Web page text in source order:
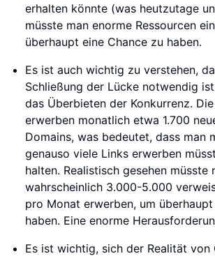
erhalten könnte (was heutzutage
müsste man enorme Ressourcen
überhaupt eine Chance zu haben.
Es ist auch wichtig zu verstehen,
Schließung der Lücke notwendig
das Überbieten der Konkurrenz.
erwerben monatlich etwa 1.700
Domains, was bedeutet, dass man
genauso viele Links erwerben
halten. Realistisch gesehen müsste
wahrscheinlich 3.000-5.000
pro Monat erwerben, um
haben. Eine enorme
Es ist wichtig, sich der Realität von